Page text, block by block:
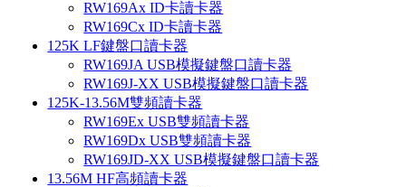
RW169Ax ID卡讀卡器
RW169Cx ID卡讀卡器
125K LF鍵盤口讀卡器
RW169JA USB模擬鍵盤口讀卡器
RW169J-XX USB模擬鍵盤口讀卡器
125K-13.56M雙頻讀卡器
RW169Ex USB雙頻讀卡器
RW169Dx USB雙頻讀卡器
RW169JD-XX USB模擬鍵盤口讀卡器
13.56M HF高頻讀卡器